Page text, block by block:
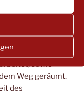
Kita-Qualität
werden im
sowie
Weg geräumt.
des